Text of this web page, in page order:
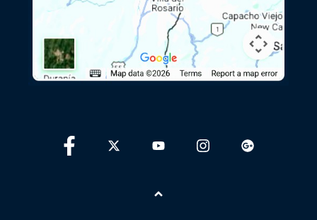
Ir arriba